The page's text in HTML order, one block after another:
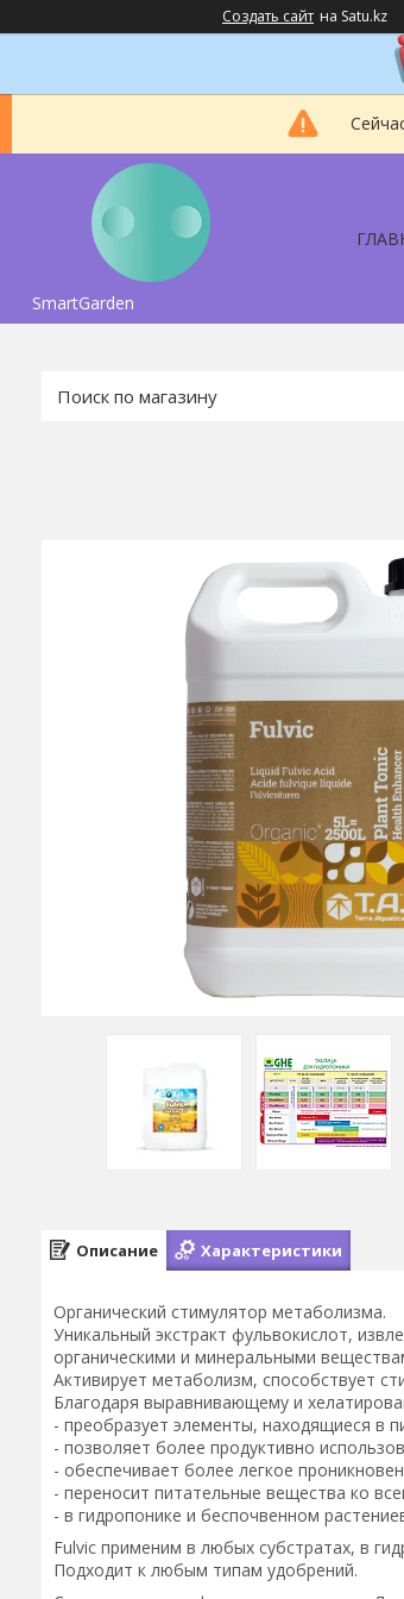
Создать сайт на Satu.kz
SmartGarden
Описание Характеристики
Органический стимулятор метаболизма.
Уникальный экстракт фульвокислот,
органическими и минеральными
Активирует метаболизм, способствует
Благодаря выравнивающему и
- преобразует элементы, находящиеся в
- позволяет более продуктивно
- обеспечивает более легкое
- переносит питательные вещества ко
- в гидропонике и беспочвенном
Fulvic применим в любых субстратах, в
Подходит к любым типам удобрений.